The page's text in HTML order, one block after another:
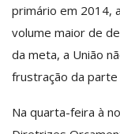
primário em 2014,
volume maior de
da meta, a União
frustração da parte
Na quarta-feira à